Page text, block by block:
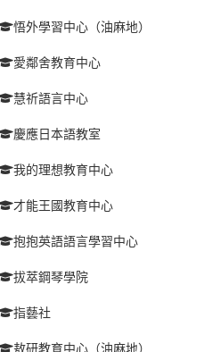
悟外學習中心（油麻地）
愛鄰舍教育中心
慧祈語言中心
慶應日本語教室
我的理想教育中心
才能王國教育中心
抱抱英語語言學習中心
拔萃鋼琴學院
指藝社
敖研教育中心（油麻地）